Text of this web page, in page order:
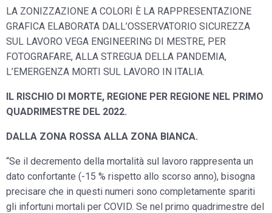
LA ZONIZZAZIONE A COLORI È LA RAPPRESENTAZIONE
GRAFICA ELABORATA DALL’OSSERVATORIO SICUREZZA
SUL LAVORO VEGA ENGINEERING DI MESTRE, PER
FOTOGRAFARE, ALLA STREGUA DELLA PANDEMIA,
L’EMERGENZA MORTI SUL LAVORO IN ITALIA.
IL RISCHIO DI MORTE, REGIONE PER REGIONE NEL PRIMO
QUADRIMESTRE DEL 2022.
DALLA ZONA ROSSA ALLA ZONA BIANCA.
“Se il decremento della mortalità sul lavoro rappresenta un
dato confortante (-15 % rispetto allo scorso anno), bisogna
precisare che in questi numeri sono completamente spariti
gli infortuni mortali per COVID. Se nel primo quadrimestre del